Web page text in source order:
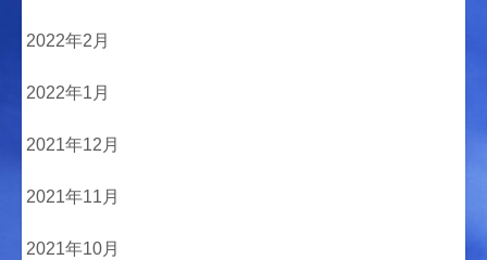
2022年2月
2022年1月
2021年12月
2021年11月
2021年10月